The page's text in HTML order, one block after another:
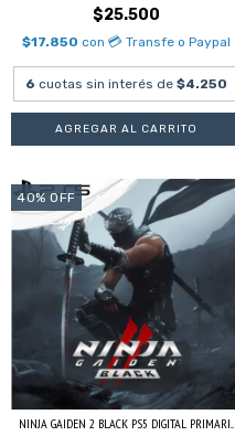
$25.500
$17.850 con 💳 Transfe o Paypal
6 cuotas sin interés de $4.250
40% OFF
NINJA GAIDEN 2 BLACK PS5 DIGITAL PRIMARI...